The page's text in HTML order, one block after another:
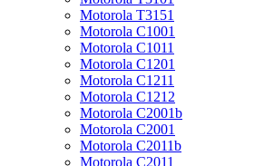
Motorola T3151
Motorola C1001
Motorola C1011
Motorola C1201
Motorola C1211
Motorola C1212
Motorola C2001b
Motorola C2001
Motorola C2011b
Motorola C2011